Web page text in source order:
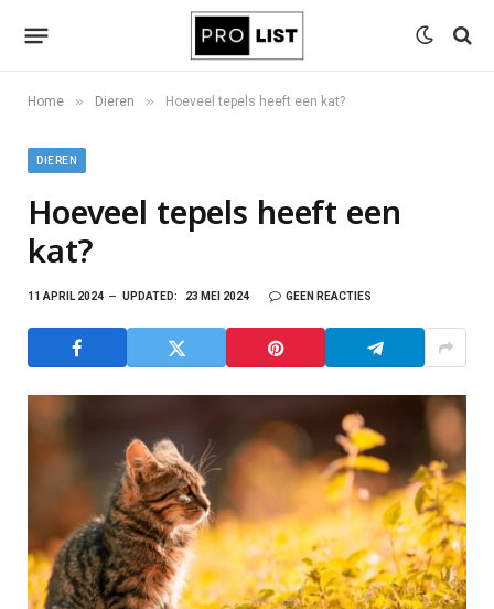
Home » Dieren » Hoeveel tepels heeft een kat?
DIEREN
Hoeveel tepels heeft een
kat?
11 APRIL 2024 UPDATED: 23 MEI 2024 GEEN REACTIES